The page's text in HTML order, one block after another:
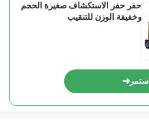
حفر حفر الاستكشاف صغيرة الحجم
وخفيفة الوزن للتنقيب
استمر